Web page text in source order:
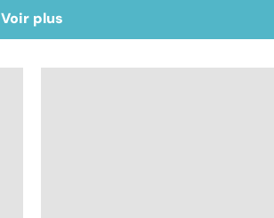
Voir plus